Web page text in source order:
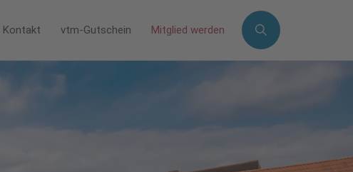
Kontakt vtm-Gutschein Mitglied werden